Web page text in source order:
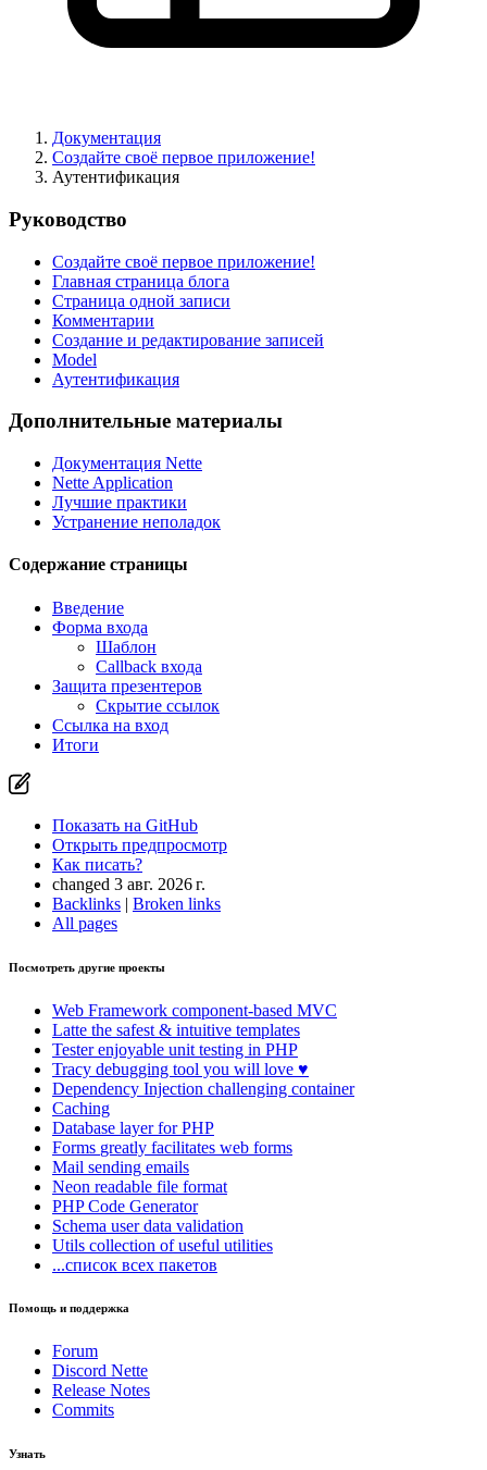
Вы нашли проблему на этой странице?
Показать на GitHub(затем нажмите E для редактирования)
Сообщить о проблеме с этой страницей на GitHub
Документация
Создайте своё первое приложение!
Аутентификация
Руководство
Создайте своё первое приложение!
Главная страница блога
Страница одной записи
Комментарии
Создание и редактирование записей
Model
Аутентификация
Дополнительные материалы
Документация Nette
Nette Application
Лучшие практики
Устранение неполадок
Содержание страницы
Введение
Форма входа
Шаблон
Callback входа
Защита презентеров
Скрытие ссылок
Ссылка на вход
Итоги
Показать на GitHub
Открыть предпросмотр
Как писать?
changed 3 авг. 2026 г.
Backlinks | Broken links
All pages
Посмотреть другие проекты
Web Framework component-based MVC
Latte the safest & intuitive templates
Testerenjoyable unit testing in PHP
Tracy debugging tool you will love ♥
Dependency Injection challenging container
Caching
Database layer for PHP
Forms greatly facilitates web forms
Mail sending emails
Neon readable file format
PHP Code Generator
Schema user data validation
Utils collection of useful utilities
...список всех пакетов
Помощь и поддержка
Forum
Discord Nette
Release Notes
Commits
Узнать